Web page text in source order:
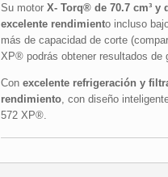
Su motor X- Torq® de 70.7 cm³ y
excelente rendimiento incluso
más de capacidad de corte
XP® podrás obtener resultados de
Con excelente refrigeración y
rendimiento, con diseño
572 XP®.